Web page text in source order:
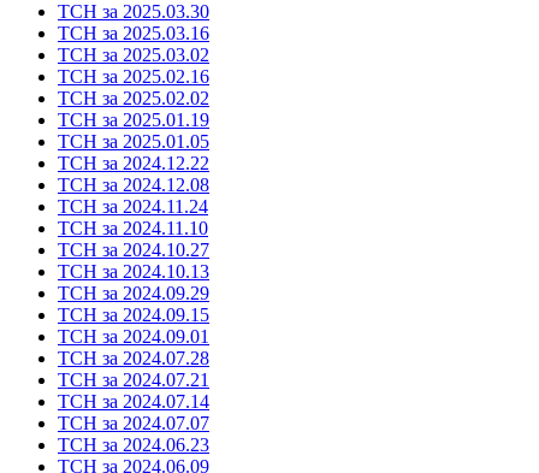
ТСН за 2025.03.30
ТСН за 2025.03.16
ТСН за 2025.03.02
ТСН за 2025.02.16
ТСН за 2025.02.02
ТСН за 2025.01.19
ТСН за 2025.01.05
ТСН за 2024.12.22
ТСН за 2024.12.08
ТСН за 2024.11.24
ТСН за 2024.11.10
ТСН за 2024.10.27
ТСН за 2024.10.13
ТСН за 2024.09.29
ТСН за 2024.09.15
ТСН за 2024.09.01
ТСН за 2024.07.28
ТСН за 2024.07.21
ТСН за 2024.07.14
ТСН за 2024.07.07
ТСН за 2024.06.23
ТСН за 2024.06.09